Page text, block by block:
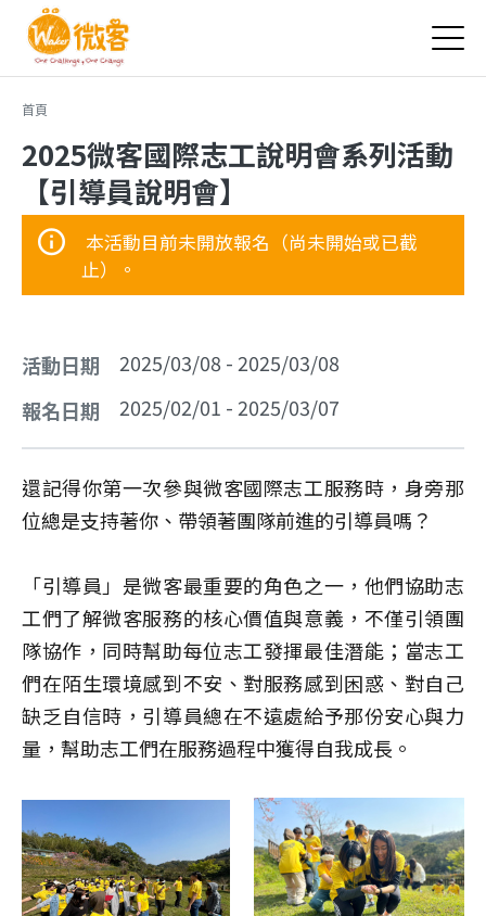
您在這裡
首頁
2025微客國際志工說明會系列活動
【引導員說明會】
本活動目前未開放報名（尚未開始或已截
止）。
活動日期 2025/03/08 - 2025/03/08
報名日期
2025/02/01 -2025/03/07
還記得你第一次參與微客國際志工服務時，身旁那
位總是支持著你、帶領著團隊前進的引導員嗎？
「引導員」是微客最重要的角色之一，他們協助志
工們了解微客服務的核心價值與意義，不僅引領團
隊協作，同時幫助每位志工發揮最佳潛能；當志工
們在陌生環境感到不安、對服務感到困惑、對自己
缺乏自信時，引導員總在不遠處給予那份安心與力
量，幫助志工們在服務過程中獲得自我成長。